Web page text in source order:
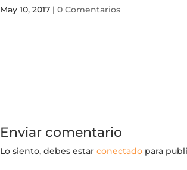
May 10, 2017 |0 Comentarios
Enviar comentario
Lo siento, debes estarconectado para